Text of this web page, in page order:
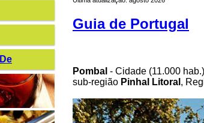
De
Guia de Portugal
Pombal - Cidade (11.000
sub-região Pinhal Litoral ,